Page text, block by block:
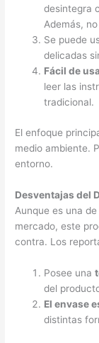
desintegra
Además,
Se puede
delicadas
Fácil de
leer las
tradicional.
El enfoque
medio ambiente.
entorno.
Desventajas del
Aunque es una
mercado, este
contra. Los
Posee una
del
El envase
distintas